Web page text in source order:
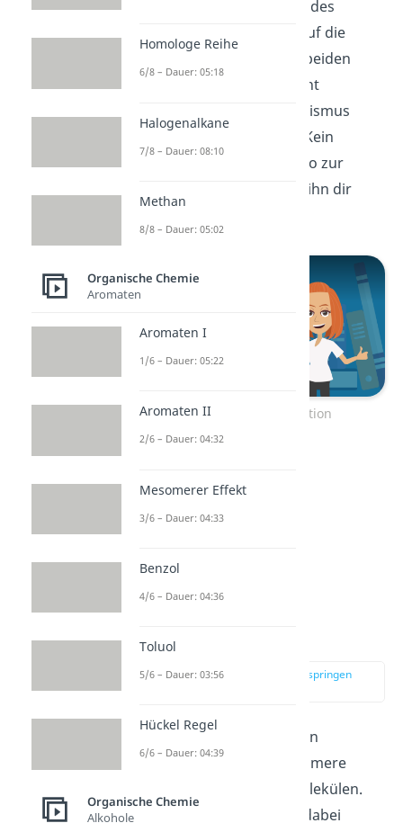
Diol das Kohlenstoffatom des
Diisocyanats „angreift“. Auf die
Weise verbinden sich die beiden
Monomere und es entsteht
Polyurethan. Den Mechanismus
verstehst du noch nicht? Kein
Problem, in unserem Video zur
Polyaddition erklären wir ihn dir
Zum Video: Polyaddition
Polykondensation
zur Stelle im Video springen
Bei einer Polykondensation
verbinden sich zwei Monomere
von Molekülen.
Meistens handelt es sich dabei
Homologe Reihe
6/8 – Dauer: 05:18
Halogenalkane
7/8 – Dauer: 08:10
Methan
8/8 – Dauer: 05:02
Organische Chemie
Aromaten
Aromaten I
1/6 – Dauer: 05:22
Aromaten II
2/6 – Dauer: 04:32
Mesomerer Effekt
3/6 – Dauer: 04:33
Benzol
4/6 – Dauer: 04:36
Toluol
5/6 – Dauer: 03:56
Hückel Regel
6/6 – Dauer: 04:39
Organische Chemie
Alkohole